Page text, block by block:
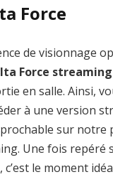
Force
de visionnage
Force streaming
en salle. Ainsi,
à une version
sur notre
Une fois repéré
le moment